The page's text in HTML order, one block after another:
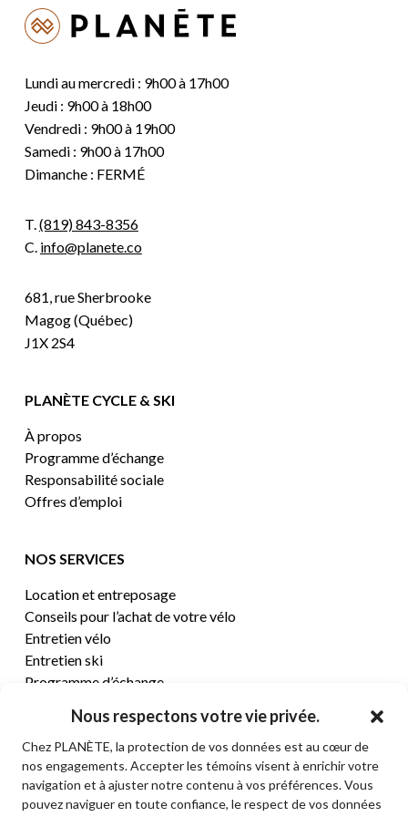
Nous respectons votre vie privée.
Chez PLANÈTE, la protection de vos données est au cœur de
nos engagements. Accepter les témoins visent à enrichir votre
navigation et à ajuster notre contenu à vos préférences. Vous
pouvez naviguer en toute confiance, le respect de vos données
Lundi au mercredi : 9h00 à 17h00
Jeudi : 9h00 à 18h00
Vendredi : 9h00 à 19h00
Samedi : 9h00 à 17h00
Dimanche : FERMÉ
T.(819) 843-8356
C. info@planete.co
681, rue Sherbrooke
Magog (Québec)
J1X 2S4
PLANÈTE CYCLE & SKI
À propos
Programme d’échange
Responsabilité sociale
Offres d’emploi
NOS SERVICES
Location et entreposage
Conseils pour l’achat de votre vélo
Entretien vélo
Entretien ski
Programme d’échange
CENTRE D’AIDE
Termes et conditions de vente
Retours et remboursements